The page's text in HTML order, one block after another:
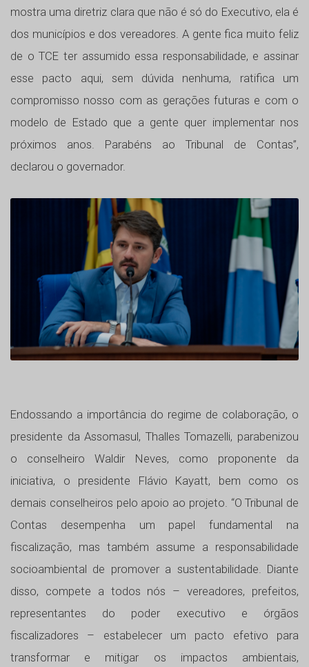
mostra uma diretriz clara que não é só do Executivo, ela é
dos municípios e dos vereadores. A gente fica muito feliz
de o TCE ter assumido essa responsabilidade, e assinar
esse pacto aqui, sem dúvida nenhuma, ratifica um
compromisso nosso com as gerações futuras e com o
modelo de Estado que a gente quer implementar nos
próximos anos. Parabéns ao Tribunal de Contas”,
declarou o governador.
Endossando a importância do regime de colaboração, o
presidente da Assomasul, Thalles Tomazelli, parabenizou
o conselheiro Waldir Neves, como proponente da
iniciativa, o presidente Flávio Kayatt, bem como os
demais conselheiros pelo apoio ao projeto. “O Tribunal de
Contas desempenha um papel fundamental na
fiscalização, mas também assume a responsabilidade
socioambiental de promover a sustentabilidade. Diante
disso, compete a todos nós – vereadores, prefeitos,
representantes do poder executivo e órgãos
fiscalizadores – estabelecer um pacto efetivo para
transformar e mitigar os impactos ambientais,